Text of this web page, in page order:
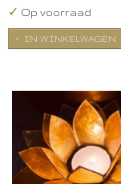
✓ Op voorraad
IN WINKELWAGEN